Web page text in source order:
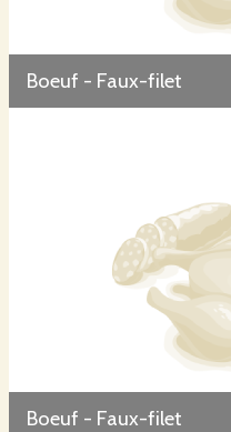
Boeuf - Faux-filet
Boeuf - Faux-filet